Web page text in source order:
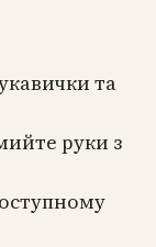
та
руки з